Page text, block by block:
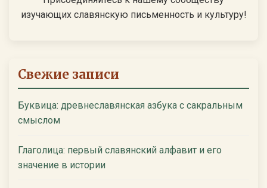
изучающих славянскую письменность и культуру!
Свежие записи
Буквица: древнеславянская азбука с сакральным
смыслом
Глаголица: первый славянский алфавит и его
значение в истории